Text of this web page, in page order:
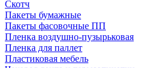
Скотч
Пакеты бумажные
Пакеты фасовочные ПП
Пленка воздушно-пузырьковая
Пленка для паллет
Пластиковая мебель